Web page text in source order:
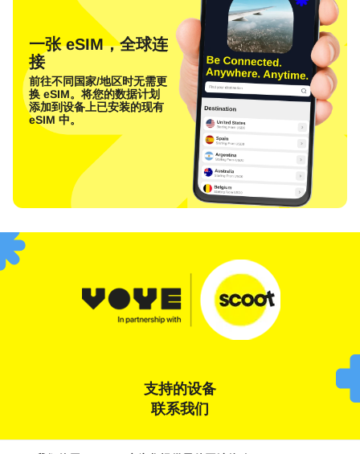
一张 eSIM，全球连
接
前往不同国家/地区时无需更
换 eSIM。将您的数据计划
添加到设备上已安装的现有
eSIM 中。
支持的设备
联系我们